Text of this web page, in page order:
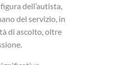
dell’autista,
del servizio, in
di ascolto, oltre